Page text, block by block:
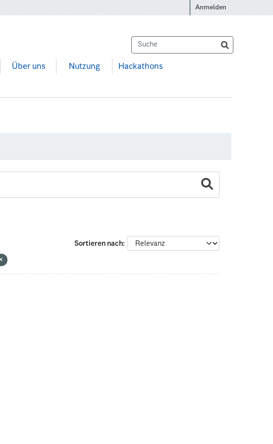
Anmelden
Über uns Nutzung Hackathons
Sortieren nach